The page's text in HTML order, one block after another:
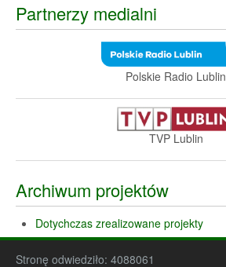
Partnerzy medialni
Polskie Radio Lublin
TVP Lublin
Archiwum projektów
Dotychczas zrealizowane projekty
Stronę odwiedziło: 4088061